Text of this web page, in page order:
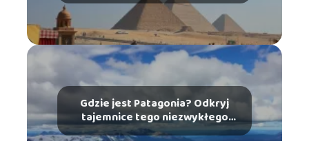
Gdzie jest Patagonia? Odkryj
tajemnice tego niezwykłego
miejsca